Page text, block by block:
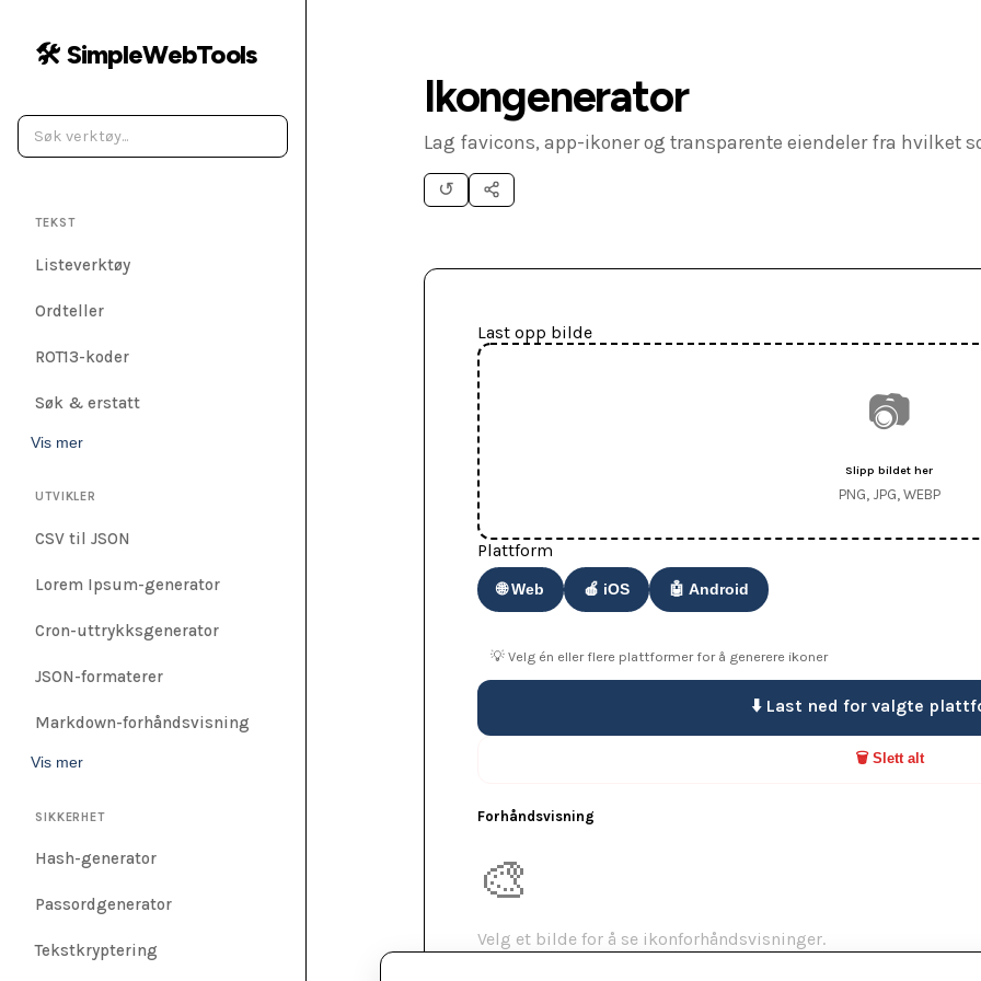
🛠️ SimpleWebTools
TEKST
Listeverktøy
Ordteller
ROT13-koder
Søk & erstatt
Vis mer
UTVIKLER
CSV til JSON
Lorem Ipsum-generator
Cron-uttrykksgenerator
JSON-formaterer
Markdown-forhåndsvisning
Vis mer
SIKKERHET
Hash-generator
Passordgenerator
Tekstkryptering
Ikongenerator
Lag favicons, app-ikoner og transparente eiendeler fra hvilket
↺
Last opp bilde
📷
Slipp bildet her
PNG, JPG, WEBP
Plattform
🌐 Web 🍎 iOS 🤖 Android
💡 Velg én eller flere plattformer for å generere ikoner
⬇️ Last ned for valgte
🗑️ Slett alt
Forhåndsvisning
🎨
Velg et bilde for å se ikonforhåndsvisninger.